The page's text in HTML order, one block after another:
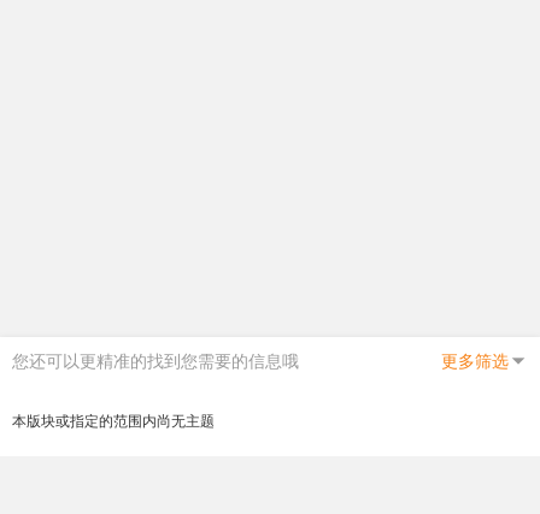
您还可以更精准的找到您需要的信息哦 更多筛选
本版块或指定的范围内尚无主题